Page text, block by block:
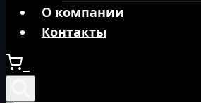
О компании
Контакты